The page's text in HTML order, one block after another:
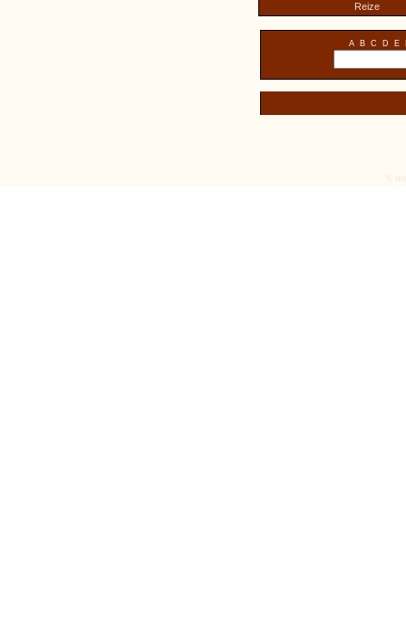
Reize
A B C D E